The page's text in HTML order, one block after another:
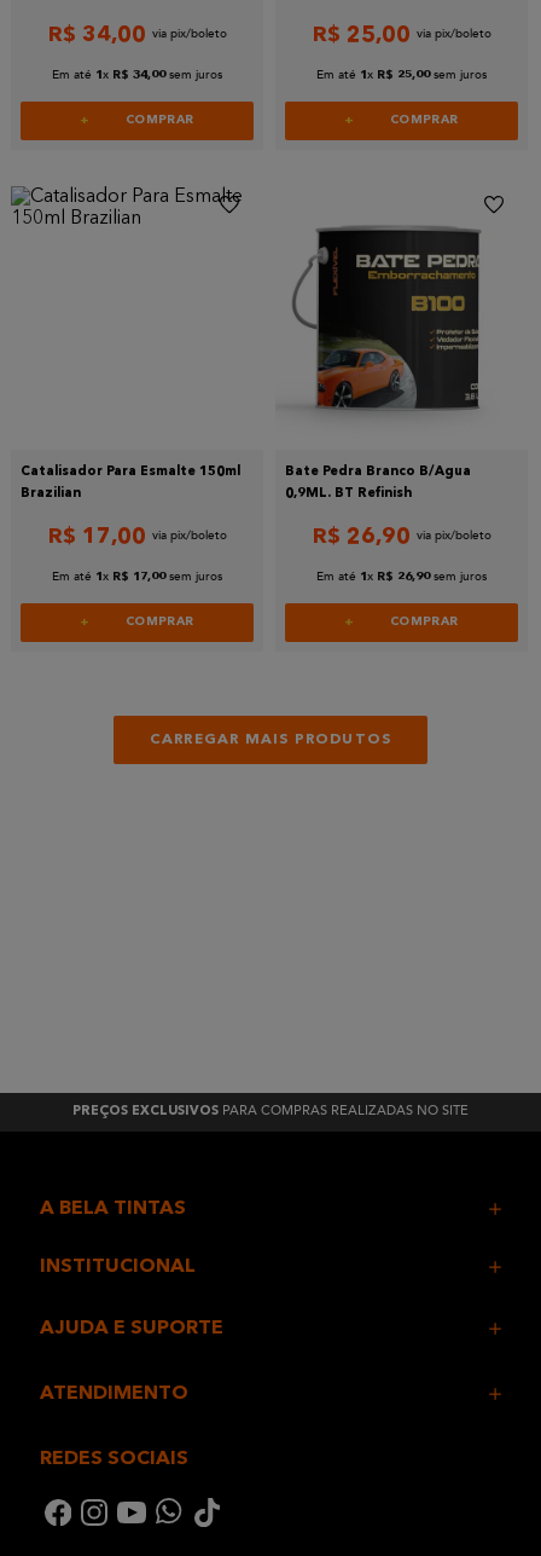
R$ 34,00
Em até 1 x R$ 34 ,00 sem juros
COMPRAR
R$ 25,00
Em até 1 x R$ 25,00 sem juros
COMPRAR
Catalisador Para Esmalte 150ml
Brazilian
R$ 17,00
Em até 1 x R$ 17,00 sem juros
COMPRAR
Bate Pedra Branco B/Agua
0,9ML. BT Refinish
R$ 26,90
Em até 1 x R$ 26,90 sem juros
COMPRAR
PREÇOS EXCLUSIVOS PARA COMPRAS REALIZADAS NO SITE
A BELA TINTAS
INSTITUCIONAL
AJUDA E SUPORTE
ATENDIMENTO
REDES SOCIAIS